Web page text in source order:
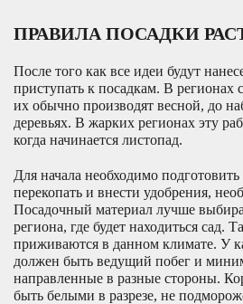
ПРАВИЛА ПОСАДКИ
После того как все идеи будут
приступать к посадкам. В
их обычно производят весной, до
деревьях. В жарких регионах эту
когда начинается листопад.
Для начала необходимо подготовить
перекопать и внести удобрения,
Посадочный материал лучше
региона, где будет находиться сад.
приживаются в данном климате. У
должен быть ведущий побег и
направленные в разные стороны.
быть белыми в разрезе, не